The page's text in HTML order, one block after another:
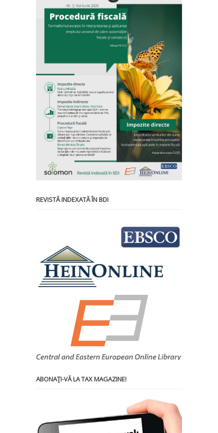
REVISTĂ INDEXATĂ ÎN BDI
ABONAŢI-VĂ LA TAX MAGAZINE!